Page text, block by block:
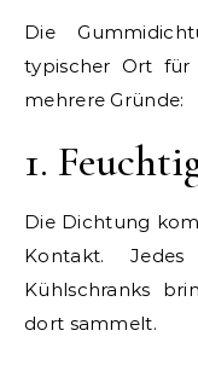
Die
typischer Ort für
mehrere Gründe:
1.
Die Dichtung
Kontakt.
Kühlschranks
dort sammelt.